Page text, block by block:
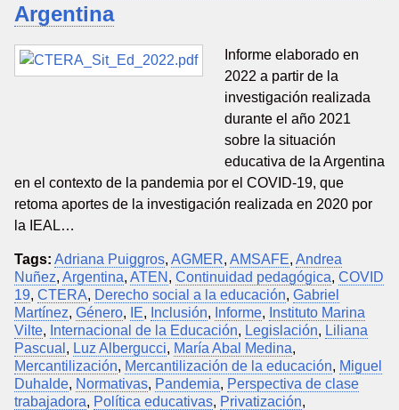
Argentina
Informe elaborado en
2022 a partir de la
investigación realizada
durante el año 2021
sobre la situación
educativa de la Argentina
en el contexto de la pandemia por el COVID-19, que
retoma aportes de la investigación realizada en 2020 por
la IEAL…
Tags: Adriana Puiggros, AGMER, AMSAFE, Andrea
Nuñez, Argentina, ATEN , Continuidad pedagógica, COVID
19, CTERA, Derecho social a la educación, Gabriel
Martínez, Género, IE, Inclusión, Informe, Instituto Marina
Vilte, Internacional de la Educación, Legislación, Liliana
Pascual , Luz Albergucci, María Abal Medina,
Mercantilización, Mercantilización de la educación, Miguel
Duhalde, Normativas, Pandemia, Perspectiva de clase
trabajadora, Política educativas, Privatización,